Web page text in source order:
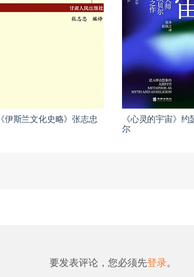
《伊斯兰文化史略》张志忠
《心灵的宇宙》约
尔
要发表评论，您必须先登录。